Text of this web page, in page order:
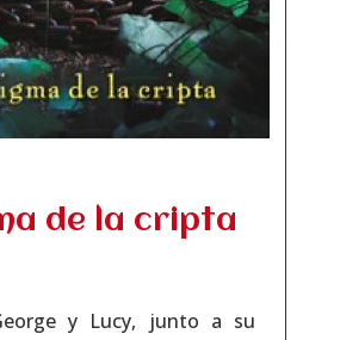
de la cripta
y Lucy, junto a su